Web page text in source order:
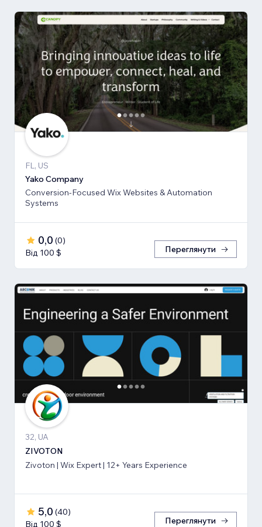
FL, US
Yako Company
Conversion-Focused Wix Websites & Automation
Systems
0,0 (0)
Від 100 $
Переглянути
32, UA
ZIVOTON
Zivoton | Wix Expert | 12+ Years Experience
5,0 (40)
Від 100 $
Переглянути